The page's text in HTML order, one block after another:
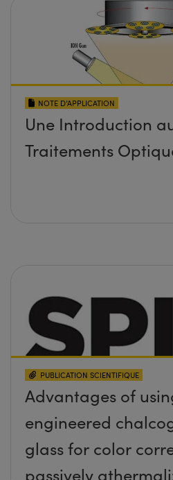
NOTE D’APPLICATION
Une Introduction
Traitements
PUBLICATION SCIENTIFIQUE
Advantages of
engineered
glass for color
passively